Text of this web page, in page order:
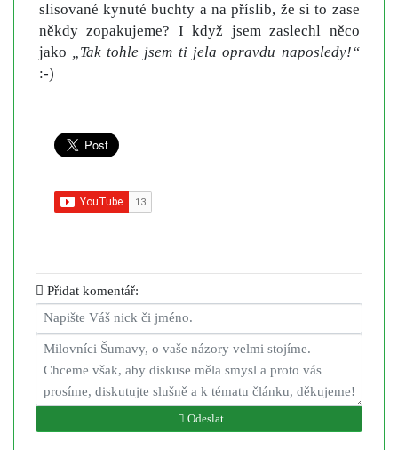
slisované kynuté buchty a na příslib, že si to zase
někdy zopakujeme? I když jsem zaslechl něco
jako „Tak tohle jsem ti jela opravdu naposledy!“
:-)
Přidat komentář:
Odeslat